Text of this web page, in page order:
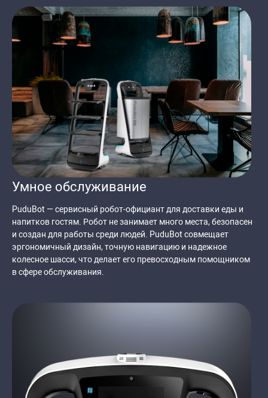
Умное обслуживание
PuduBot — сервисный робот-официант для доставки еды и
напитков гостям. Робот не занимает много места, безопасен
и создан для работы среди людей. PuduBot совмещает
эргономичный дизайн, точную навигацию и надежное
колесное шасси, что делает его превосходным помощником
в сфере обслуживания.